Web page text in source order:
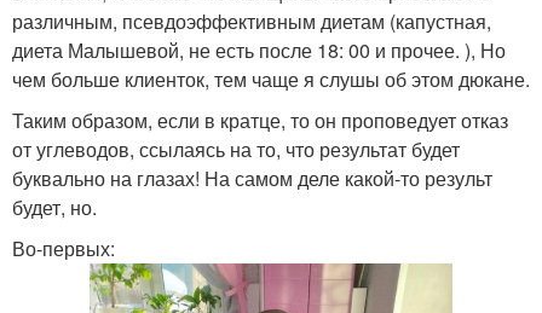
различным, псевдоэффективным диетам (капустная,
диета Малышевой, не есть после 18: 00 и прочее. ), Но
чем больше клиенток, тем чаще я слушы об этом дюкане.
Таким образом, если в кратце, то он проповедует отказ
от углеводов, ссылаясь на то, что результат будет
буквально на глазах! На самом деле какой-то результ
будет, но.
Во-первых: